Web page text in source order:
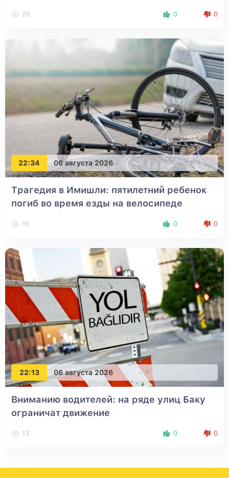
26 0 0
22:34 06 августа 2026
Трагедия в Имишли: пятилетний ребенок
погиб во время езды на велосипеде
16 0 0
22:13 06 августа 2026
Вниманию водителей: на ряде улиц Баку
ограничат движение
13 0 0